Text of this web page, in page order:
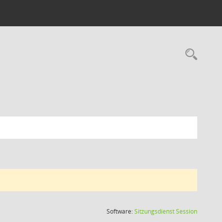
Software:SitzungsdienstSession(Wird in